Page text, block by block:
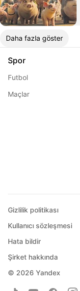
Daha fazla göster
Spor
Futbol
Maçlar
© 2026 Yandex
Gizlilik politikası
Kullanıcı sözleşmesi
Hata bildir
Şirket hakkında